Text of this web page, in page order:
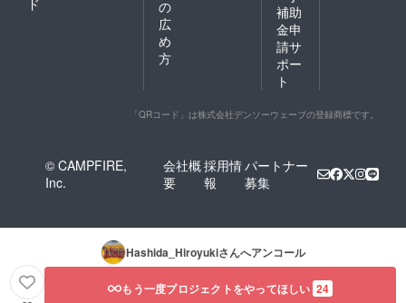
ド
の
広
め
方
補助
金申
請サ
ポー
ト
「QRコード」は株式会社デンソーウェーブの登録商標です。
© CAMPFIRE,
Inc.
会社概
要
採用情
報
パートナー
募集
Hashida_Hiroyukiさんへアンコール
もう一度プロジェクトをやってほしい 24